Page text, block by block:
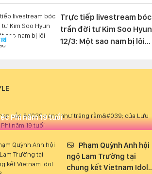
Trực tiếp livestream bóc
trần đời tư Kim Soo Hyun
12/3: Một sao nam bị lôi
Phi năm 19 tuổi
Phạm Quỳnh Anh hội
ngộ Lam Trường tại
chung kết Vietnam Idol